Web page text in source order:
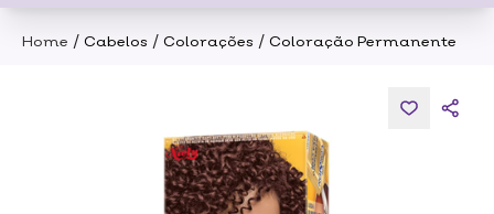
Home / Cabelos / Colorações / Coloração Permanente